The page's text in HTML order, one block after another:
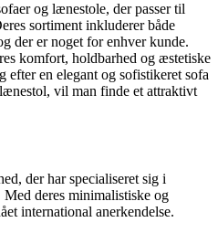
og lænestole, der passer til
sortiment inkluderer både
der er noget for enhver kunde.
komfort, holdbarhed og æstetiske
efter en elegant og sofistikeret sofa
vil man finde et attraktivt
der har specialiseret sig i
deres minimalistiske og
international anerkendelse.